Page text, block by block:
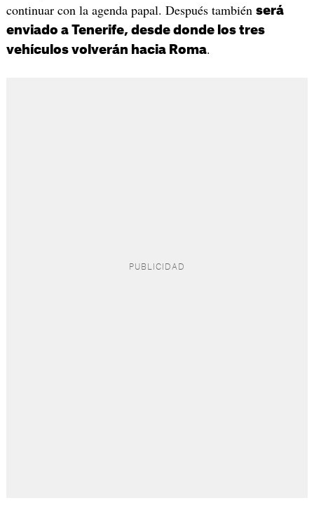
continuar con la agenda papal. Después también será
enviado a Tenerife, desde donde los tres
vehículos volverán hacia Roma.